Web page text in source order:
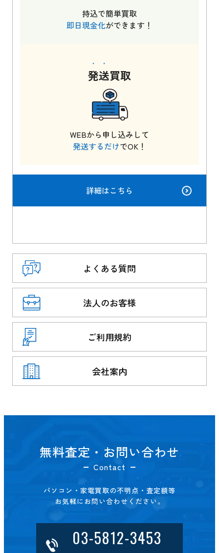
持込で簡単買取
即日現金化ができます！
発送買取
WEBから申し込みして
発送するだけでOK！
詳細はこちら
よくある質問
法人のお客様
ご利用規約
会社案内
無料査定・お問い合わせ
Contact
パソコン・家電買取の不明点・査定額等
お気軽にお問い合わせください。
03-5812-3453